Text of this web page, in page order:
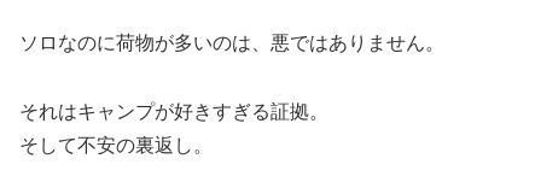
ソロなのに荷物が多いのは、悪ではありません。
それはキャンプが好きすぎる証拠。
そして不安の裏返し。